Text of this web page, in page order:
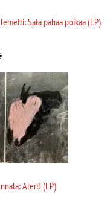
Sata pahaa poikaa (LP)
Alert! (LP)